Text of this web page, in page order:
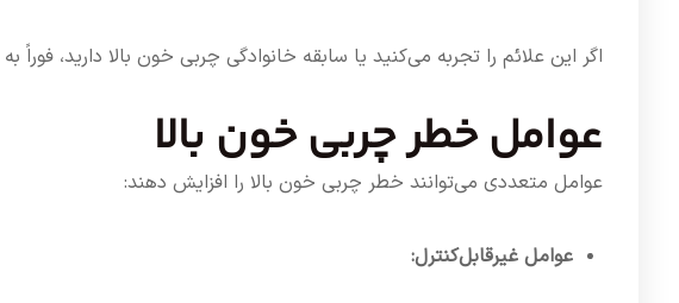
اگر این علائم را تجربه می‌کنید یا سابقه خانوادگی چربی خون بالا دارید، فوراً به
عوامل خطر چربی خون بالا
عوامل متعددی می‌توانند خطر چربی خون بالا را افزایش دهند:
عوامل غیرقابل‌کنترل: